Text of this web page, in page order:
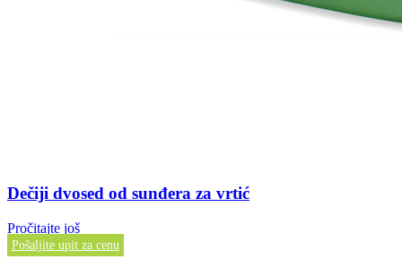
Dečiji dvosed od sunđera za vrtić
Pročitajte još
Pošaljite upit za cenu